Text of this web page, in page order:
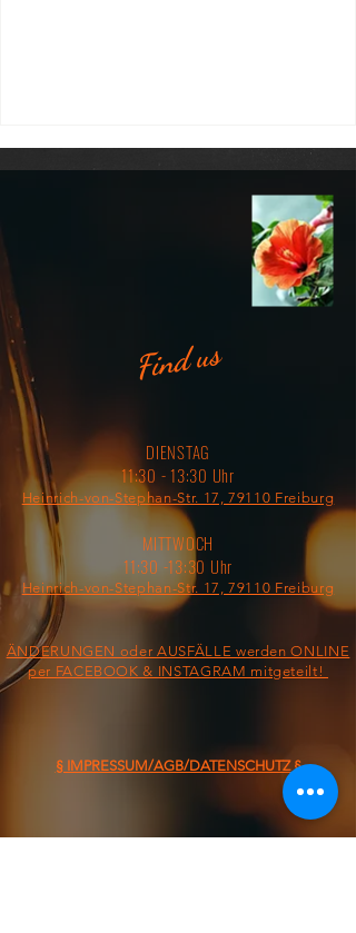
Find us
DIENSTAG
11:30 - 13:30 Uhr
Heinrich-von-Stephan-Str. 17, 79110 Freiburg
MITTWOCH
11:30 -13:30 Uhr
Heinrich-von-Stephan-Str. 17, 79110 Freiburg
ÄNDERUNGEN oder AUSFÄLLE werden ONLINE
per FACEBOOK & INSTAGRAM mitgeteilt!
§ IMPRESSUM/AGB/DATENSCHUTZ §